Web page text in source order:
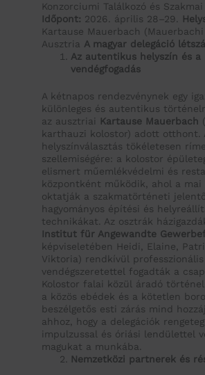
Konzorciumi Találkozó és
Időpont: 2026. április 28–29.
Kartause Mauerbach (Mauerbachi
Ausztria A magyar delegáció
Az autentikus helyszín és a
vendégfogadás
A kétnapos rendezvénynek egy
különleges és autentikus
az ausztriai Kartause Mauerbach
karthauzi kolostor) adott otthont.
helyszínválasztás tökéletesen
szellemiségére: a kolostor
elismert műemlékvédelmi és
központként működik, ahol a mai
oktatják a szakmatörténeti
hagyományos építési és
technikákat. Az osztrák
Institut für Angewandte
képviseletében Heidi, Elaine,
Viktoria) rendkívül professzionális
vendégszeretettel fogadták a
Kolostor falai közül áradó
a közös ebédek és a kötetlen
beszélgetős esti zárás mind
ahhoz, hogy a delegációk
impulzussal és óriási lendülettel
magukat a munkába.
Nemzetközi partnerek és